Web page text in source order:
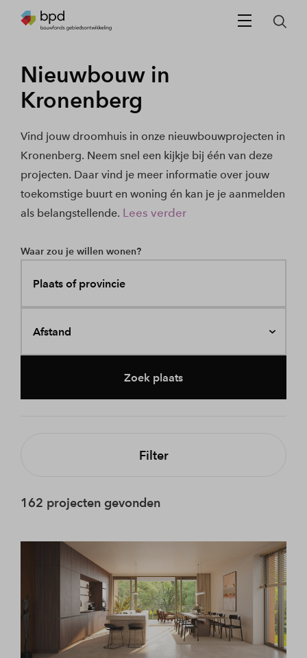
Nieuwbouw in
Kronenberg
Vind jouw droomhuis in onze nieuwbouwprojecten in
Kronenberg. Neem snel een kijkje bij één van deze
projecten. Daar vind je meer informatie over jouw
toekomstige buurt en woning én kan je je aanmelden
als belangstellende. Lees verder
Waar zou je willen wonen?
Plaats of provincie
Afstand
Zoek plaats
Filter
162 projecten gevonden